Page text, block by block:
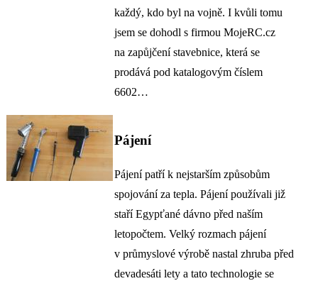
každý, kdo byl na vojně. I kvůli tomu
jsem se dohodl s firmou MojeRC.cz
na zapůjčení stavebnice, která se
prodává pod katalogovým číslem
6602…
Pájení
Pájení patří k nejstarším způsobům
spojování za tepla. Pájení používali již
staří Egypťané dávno před naším
letopočtem. Velký rozmach pájení
v průmyslové výrobě nastal zhruba před
devadesáti lety a tato technologie se